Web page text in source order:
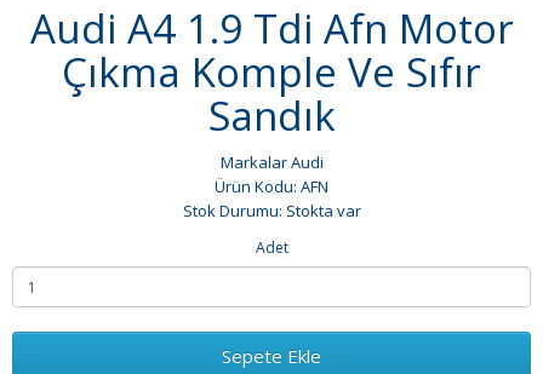
Audi A4 1.9 Tdi Afn Motor
Çıkma Komple Ve Sıfır
Sandık
MarkalarAudi
Ürün Kodu: AFN
Stok Durumu: Stokta var
Adet
Sepete Ekle